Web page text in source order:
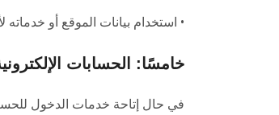
• استخدام بيانات الموقع أو
خامسًا: الحسابات
في حال إتاحة خدمات الدخول